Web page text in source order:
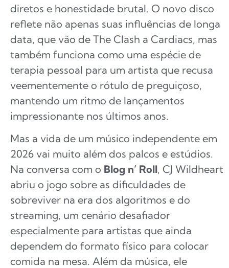
diretos e honestidade brutal. O novo disco
reflete não apenas suas influências de longa
data, que vão de The Clash a Cardiacs, mas
também funciona como uma espécie de
terapia pessoal para um artista que recusa
veementemente o rótulo de preguiçoso,
mantendo um ritmo de lançamentos
impressionante nos últimos anos.
Mas a vida de um músico independente em
2026 vai muito além dos palcos e estúdios.
Na conversa com o Blog n’ Roll, CJ Wildheart
abriu o jogo sobre as dificuldades de
sobreviver na era dos algoritmos e do
streaming, um cenário desafiador
especialmente para artistas que ainda
dependem do formato físico para colocar
comida na mesa. Além da música, ele